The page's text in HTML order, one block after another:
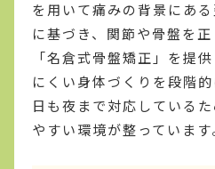
を用いて痛みの背景にあ
に基づき、関節や骨盤を
「名倉式骨盤矯正」を提
にくい身体づくりを段階
日も夜まで対応している
やすい環境が整っています